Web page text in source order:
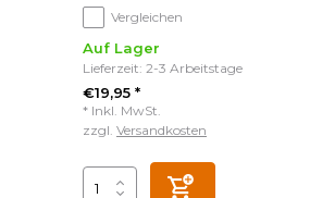
Vergleichen
Auf Lager
Lieferzeit: 2-3 Arbeitstage
€19,95 *
* Inkl. MwSt.
zzgl. Versandkosten